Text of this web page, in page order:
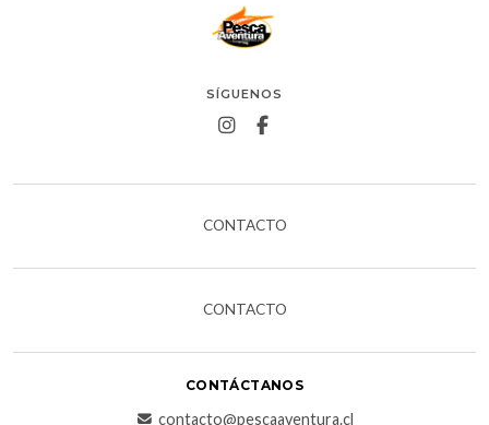
SÍGUENOS
CONTACTO
CONTACTO
CONTÁCTANOS
contacto@pescaaventura.cl